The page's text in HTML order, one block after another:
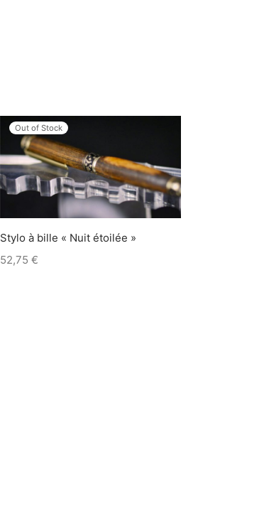
Out of Stock
Stylo à bille « Nuit étoilée »
52,75 €